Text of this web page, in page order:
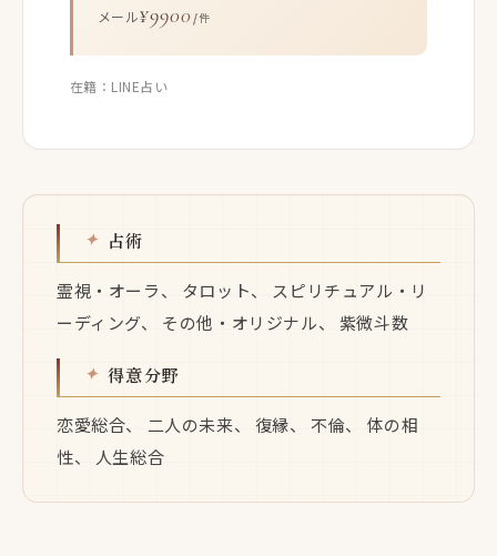
メール¥9900 /件
在籍：LINE占い
占術
霊視・オーラ、 タロット、 スピリチュアル・リ
ーディング、 その他・オリジナル、 紫微斗数
得意分野
恋愛総合、 二人の未来、 復縁、 不倫、 体の相
性、 人生総合